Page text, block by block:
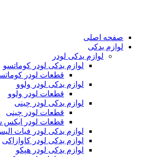
اصلی
یدکی
لوازم یدکی لودر
لوازم یدکی لودر کوماتسو
قطعات لودر کوماتسو
لوازم یدکی لودر ولوو
قطعات لودر ولوو
لوازم یدکی لودر چینی
قطعات لودر چینی
قطعات لودر ایکس سی ام جی xcmg
لوازم یدکی لودر فیات الیس
لوازم یدکی لودر کاوازاکی
لوازم یدکی لودر هپکو